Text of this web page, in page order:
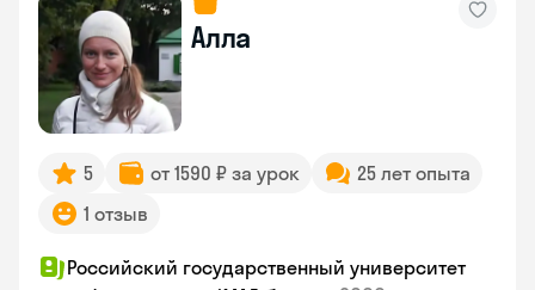
Алла
5 от 1590 ₽ за урок
25 лет опыта
1 отзыв
Российский государственный университет